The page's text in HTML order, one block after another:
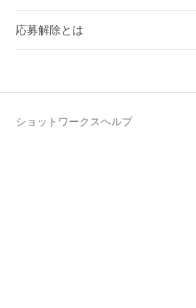
応募解除とは
ショットワークスヘルプ